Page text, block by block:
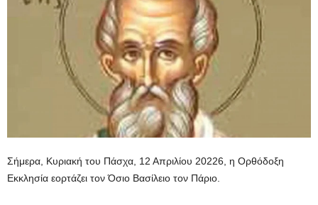
Σήμερα, Κυριακή του Πάσχα, 12 Απριλίου 20226, η Ορθόδοξη
Εκκλησία εορτάζει τον Όσιο Βασίλειο τον Πάριο.